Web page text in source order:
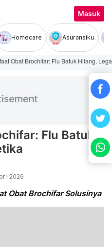
Masuk
Homecare Asuransiku
Obat Brochifar: Flu Batuk Hilang,
Flu Batuk
2026
Obat Brochifar Solusinya